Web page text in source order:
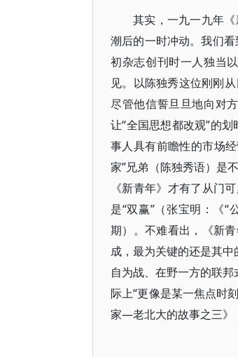
其实，一九一九年
潮后的一时冲动。我们
初杂志创刊时一人独当
见。以陈独秀这位刚刚
尽管他信誓旦旦地向对
让“全国思想都改观”的
事人具有前瞻性的市场
家”兄弟（陈独秀语）是
《新青年》才有了从门
是“双赢”（张宝明：《“
期）。不难看出，《新
成，最为关键的还是其中
自为战、在野一方的联
际上“更像是某一焦点时
家—老北大的故事之三》